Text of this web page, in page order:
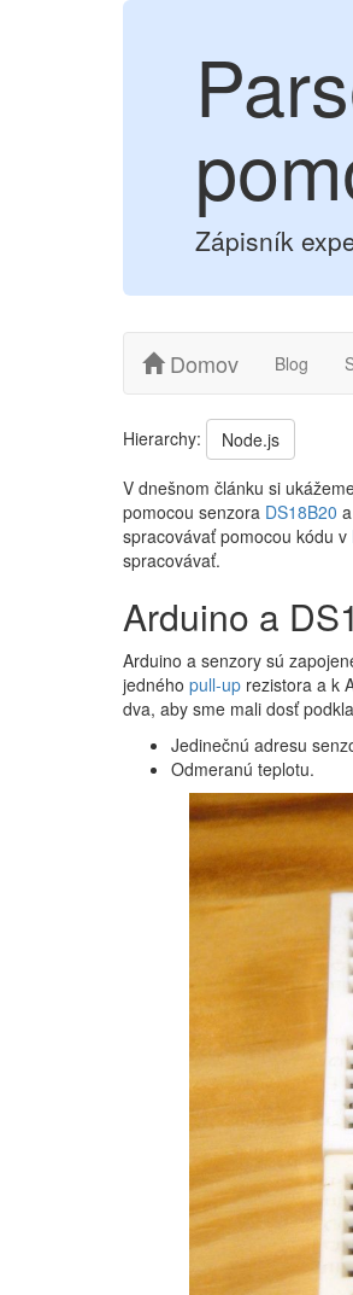
Zápisník
Domov Blog
Hierarchy:
Node.js
V dnešnom článku si
pomocou senzora DS18B20
spracovávať pomocou kódu v
spracovávať.
Arduino a
Arduino a senzory sú
jedného pull-up rezistora a k
dva, aby sme mali dosť
Jedinečnú adresu
Odmeranú teplotu.